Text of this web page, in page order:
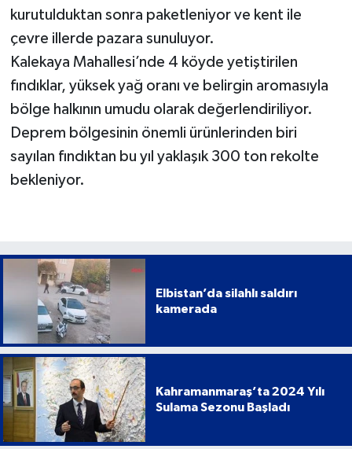
kurutulduktan sonra paketleniyor ve kent ile
çevre illerde pazara sunuluyor.
Kalekaya Mahallesi’nde 4 köyde yetiştirilen
fındıklar, yüksek yağ oranı ve belirgin aromasıyla
bölge halkının umudu olarak değerlendiriliyor.
Deprem bölgesinin önemli ürünlerinden biri
sayılan fındıktan bu yıl yaklaşık 300 ton rekolte
bekleniyor.
Elbistan’da silahlı saldırı
kamerada
Kahramanmaraş’ta 2024 Yılı
Sulama Sezonu Başladı